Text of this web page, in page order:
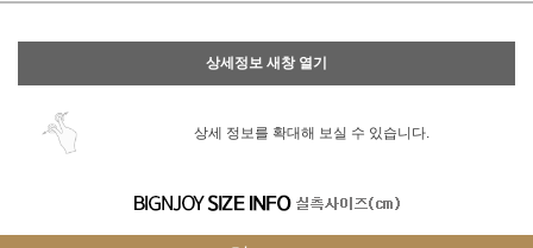
상세정보 새창 열기
상세 정보를 확대해 보실 수 있습니다.